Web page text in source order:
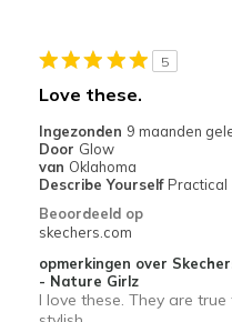
Need more cute styles in
Casual Wear
Going Out
Width
Sizing
Feels
View On Shoes
I'm
5
Love these.
Ingezonden 9 maanden
Door Glow
van Oklahoma
Describe Yourself Practical
Beoordeeld op
skechers.com
opmerkingen over
- Nature Girlz
I love these. They are